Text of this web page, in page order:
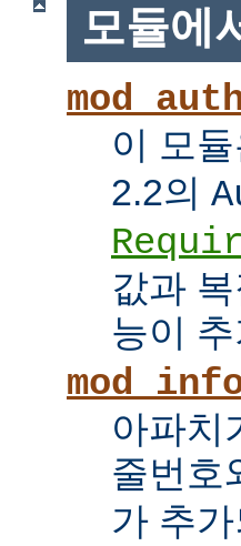
모듈에
이 모
2.2의
값과
능이
아파치
줄번호
가 추